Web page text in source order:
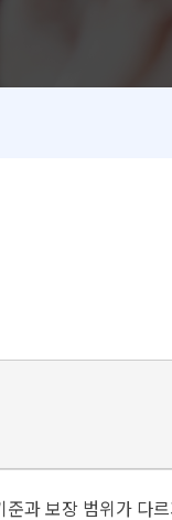
과 보장 범위가 다